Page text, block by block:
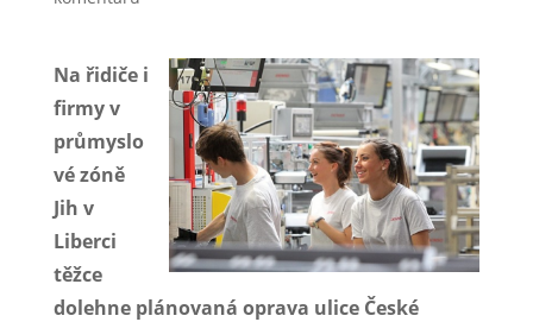
Na řidiče i
firmy v
průmyslo
vé zóně
Jih v
Liberci
těžce
dolehne plánovaná oprava ulice České